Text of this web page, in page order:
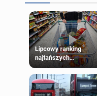
Lipcowy ranking
najtańszych
supermarketów